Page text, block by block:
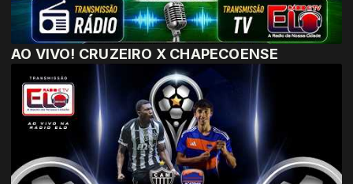
AO VIVO! CRUZEIRO X CHAPECOENSE